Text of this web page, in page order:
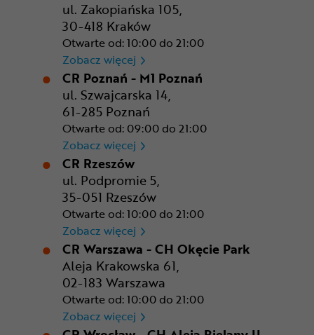
ul. Zakopiańska 105,
30-418 Kraków
Otwarte od: 10:00 do 21:00
Zobacz więcej CR Kraków - Solvay Park
CR Poznań - M1 Poznań
ul. Szwajcarska 14,
61-285 Poznań
Otwarte od: 09:00 do 21:00
Zobacz więcej CR Poznań - M1 Poznań
CR Rzeszów
ul. Podpromie 5,
35-051 Rzeszów
Otwarte od: 10:00 do 21:00
Zobacz więcej CR Rzeszów
CR Warszawa - CH Okęcie Park
Aleja Krakowska 61,
02-183 Warszawa
Otwarte od: 10:00 do 21:00
Zobacz więcej CR Warszawa - CH Okęcie